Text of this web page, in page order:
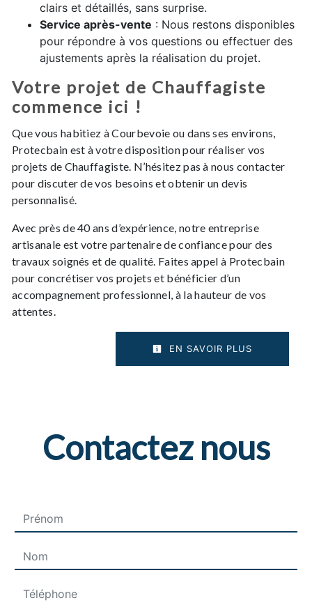
clairs et détaillés, sans surprise.
Service après-vente : Nous restons disponibles
pour répondre à vos questions ou effectuer des
ajustements après la réalisation du projet.
Votre projet de Chauffagiste
commence ici !
Que vous habitiez à Courbevoie ou dans ses environs,
Protecbain est à votre disposition pour réaliser vos
projets de Chauffagiste. N’hésitez pas à nous contacter
pour discuter de vos besoins et obtenir un devis
personnalisé.
Avec près de 40 ans d’expérience, notre entreprise
artisanale est votre partenaire de confiance pour des
travaux soignés et de qualité. Faites appel à Protecbain
pour concrétiser vos projets et bénéficier d’un
accompagnement professionnel, à la hauteur de vos
attentes.
EN SAVOIR PLUS
Contactez nous